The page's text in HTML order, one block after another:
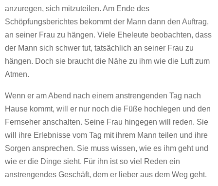
anzuregen, sich mitzuteilen. Am Ende des
Schöpfungsberichtes bekommt der Mann dann den Auftrag,
an seiner Frau zu hängen. Viele Eheleute beobachten, dass
der Mann sich schwer tut, tatsächlich an seiner Frau zu
hängen. Doch sie braucht die Nähe zu ihm wie die Luft zum
Atmen.
Wenn er am Abend nach einem anstrengenden Tag nach
Hause kommt, will er nur noch die Füße hochlegen und den
Fernseher anschalten. Seine Frau hingegen will reden. Sie
will ihre Erlebnisse vom Tag mit ihrem Mann teilen und ihre
Sorgen ansprechen. Sie muss wissen, wie es ihm geht und
wie er die Dinge sieht. Für ihn ist so viel Reden ein
anstrengendes Geschäft, dem er lieber aus dem Weg geht.